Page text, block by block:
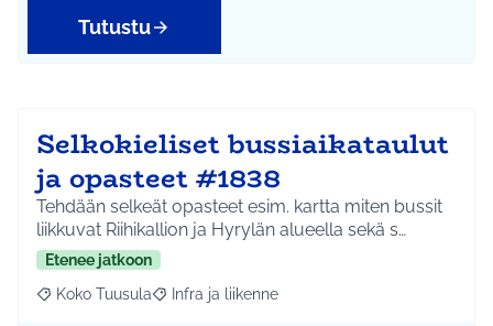
Tutustu
Selkokieliset bussiaikataulut
ja opasteet #1838
Tehdään selkeät opasteet esim. kartta miten bussit
liikkuvat Riihikallion ja Hyrylän alueella sekä s…
Etenee jatkoon
Rajaa tulokset aihepiirin mukaan: Koko Tuusula
Koko Tuusula Rajaa tulokset teeman mukaan: Infra ja liikenne
Infra ja liikenne